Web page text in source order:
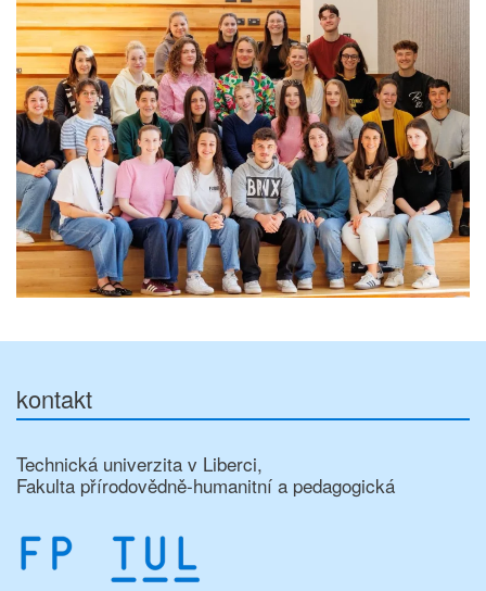
kontakt
Technická univerzita v Liberci,
Fakulta přírodovědně-humanitní a pedagogická